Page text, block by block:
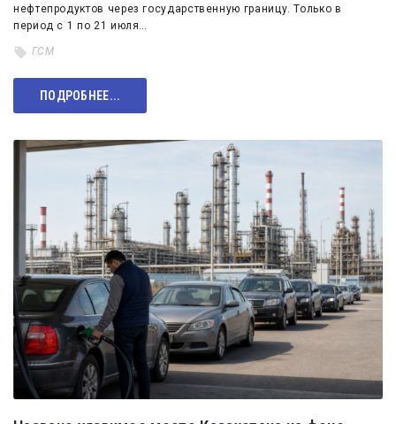
нефтепродуктов через государственную границу. Только в
период с 1 по 21 июля…
ГСМ
ПОДРОБНЕЕ...